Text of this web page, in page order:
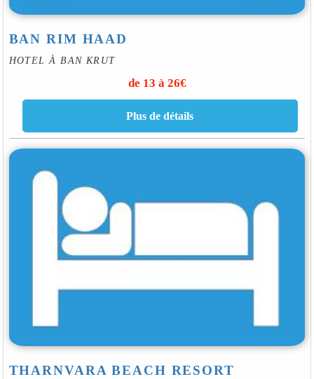
BAN RIM HAAD
HOTEL À BAN KRUT
de 13 à 26€
THARNVARA BEACH RESORT